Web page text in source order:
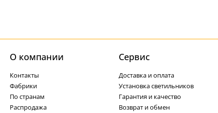
О компании
Контакты
Фабрики
По странам
Распродажа
Cервис
Доставка и оплата
Установка светильников
Гарантия и качество
Возврат и обмен